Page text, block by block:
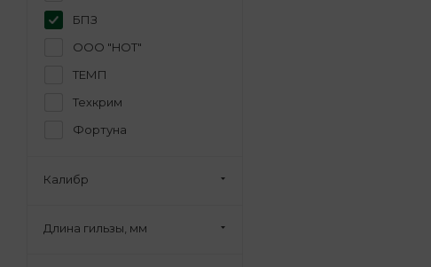
БПЗ
ООО "HOT"
ТЕМП
Техкрим
Фортуна
Калибр
Длина гильзы, мм